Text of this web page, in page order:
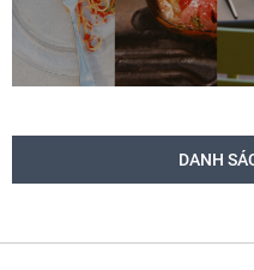
DANH